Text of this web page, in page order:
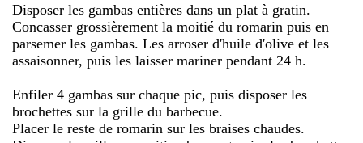
Disposer les gambas entières dans un plat à gratin.
Concasser grossièrement la moitié du romarin puis en
parsemer les gambas. Les arroser d'huile d'olive et les
assaisonner, puis les laisser mariner pendant 24 h.
Enfiler 4 gambas sur chaque pic, puis disposer les
brochettes sur la grille du barbecue.
Placer le reste de romarin sur les braises chaudes.